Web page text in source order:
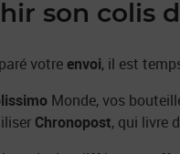
son colis
votre envoi, il est
Monde, vos
Chronopost, qui livre